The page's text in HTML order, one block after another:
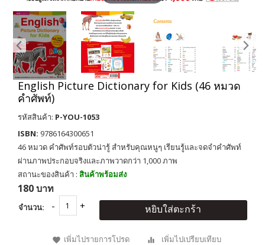
English Picture Dictionary for Kids (46 หมวด
คำศัพท์)
รหัสสินค้า: P-YOU-1053
ISBN: 9786164300651
46 หมวด คำศัพท์รอบตัวน่ารู้ สำหรับคุณหนูๆ เรียนรู้และจดจำคำศัพท์
ผ่านภาพประกอบจริงและภาพวาดกว่า 1,000 ภาพ
สถานะของสินค้า : สินค้าพร้อมส่ง
180 บาท
จำนวน: หยิบใส่ตะกร้า
เพิ่มไปรายการโปรด เพิ่มไปเปรียบเทียบ